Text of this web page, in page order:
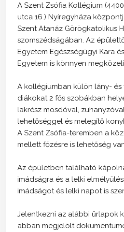
A Szent Zsófia Kollégium
utca 16.) Nyíregyháza
Szent Atanáz Görögkatolikus
szomszédságában. Az
Egyetem Egészségügyi Kara
Egyetem is könnyen
A kollégiumban külön lány- és
diákokat 2 fős szobákban
lakrész mosdóval,
lehetőséggel és melegítő
A Szent Zsófia-teremben a
mellett főzésre is lehetőség
Az épületben található
imádságra és a lelki
imádságot és lelki napot is
Jelentkezni az alábbi űrlapok
abban megjelölt